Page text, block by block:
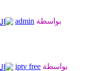
بواسطة admin
بواسطة iptv free